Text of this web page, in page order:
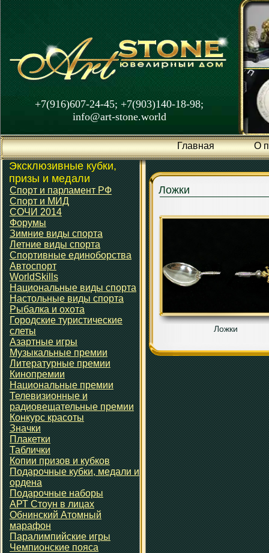
+7(916)607-24-45; +7(903)140-18-98;
info@art-stone.world
Главная О
Эксклюзивные кубки,
призы и медали
Спорт и парламент РФ
Спорт и МИД
СОЧИ 2014
Форумы
Зимние виды спорта
Летние виды спорта
Спортивные единоборства
Автоспорт
WorldSkills
Национальные виды спорта
Настольные виды спорта
Рыбалка и охота
Городские туристические
слеты
Азартные игры
Музыкальные премии
Литературные премии
Кинопремии
Национальные премии
Телевизионные и
радиовещательные премии
Конкурс красоты
Значки
Плакетки
Таблички
Копии призов и кубков
Подарочные кубки, медали и
ордена
Подарочные наборы
АРТ Стоун в лицах
Обнинский Атомный
марафон
Паралимпийские игры
Чемпионские пояса
Ложки
Ложки